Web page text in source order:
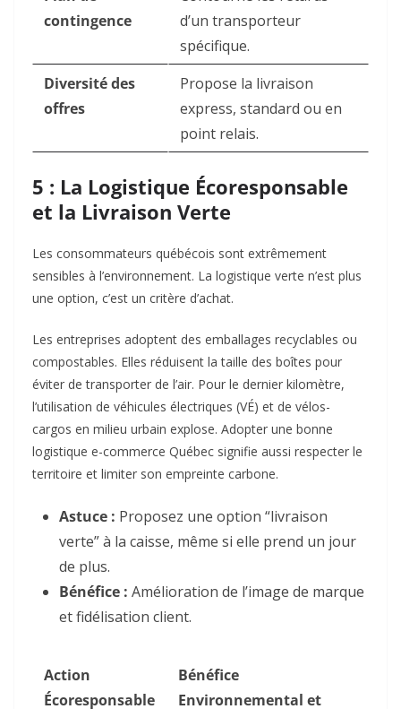
contingence
d’un transporteur
spécifique.
Diversité des
offres
Propose la livraison
express, standard ou en
point relais.
5 : La Logistique Écoresponsable
et la Livraison Verte
Les consommateurs québécois sont extrêmement
sensibles à l’environnement. La logistique verte n’est plus
une option, c’est un critère d’achat.
Les entreprises adoptent des emballages recyclables ou
compostables. Elles réduisent la taille des boîtes pour
éviter de transporter de l’air. Pour le dernier kilomètre,
l’utilisation de véhicules électriques (VÉ) et de vélos-
cargos en milieu urbain explose. Adopter une bonne
logistique e-commerce Québec signifie aussi respecter le
territoire et limiter son empreinte carbone.
Astuce : Proposez une option “livraison
verte” à la caisse, même si elle prend un jour
de plus.
Bénéfice : Amélioration de l’image de marque
et fidélisation client.
Action
Écoresponsable
Bénéfice
Environnemental et